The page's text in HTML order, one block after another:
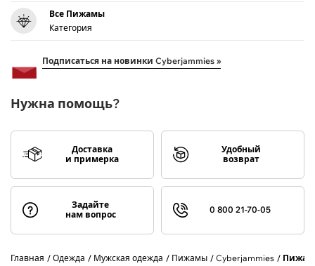
Все Пижамы
Категория
Подписаться на новинки Cyberjammies »
Нужна помощь?
Доставка
и примерка
Удобный
возврат
Задайте
нам вопрос
0 800 21-70-05
Главная Одежда Мужская одежда Пижамы Cyberjammies